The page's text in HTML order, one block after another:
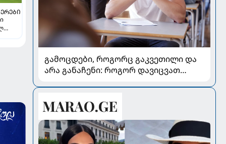
გამოცდები, როგორც გაკვეთილი და
არა განაჩენი: როგორ დავიცვათ